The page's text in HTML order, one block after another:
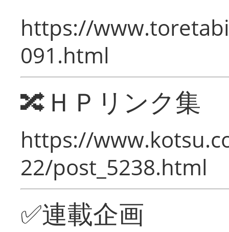
https://
091.html
🔀ＨＰリンク集
https://
22/post_5238.html
✅連載企画